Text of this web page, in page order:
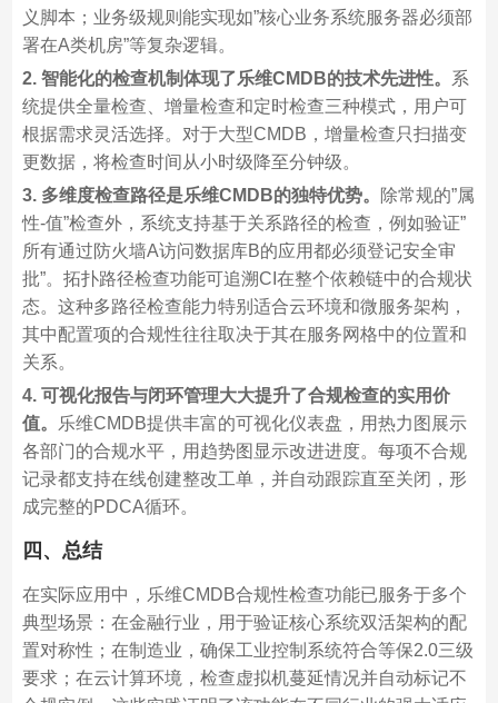
义脚本；业务级规则能实现如”核心业务系统服务器必须部
署在A类机房”等复杂逻辑。
2. 智能化的检查机制体现了乐维CMDB的技术先进性。 系
统提供全量检查、增量检查和定时检查三种模式，用户可
根据需求灵活选择。对于大型CMDB，增量检查只扫描变
更数据，将检查时间从小时级降至分钟级。
3. 多维度检查路径是乐维CMDB的独特优势。
除常规的”属
性-值”检查外，系统支持基于关系路径的检查，例如验证”
所有通过防火墙A访问数据库B的应用都必须登记安全审
批”。拓扑路径检查功能可追溯CI在整个依赖链中的合规状
态。这种多路径检查能力特别适合云环境和微服务架构，
其中配置项的合规性往往取决于其在服务网格中的位置和
关系。
4. 可视化报告与闭环管理大大提升了合规检查的实用价
值。
乐维CMDB提供丰富的可视化仪表盘，用热力图展示
各部门的合规水平，用趋势图显示改进进度。每项不合规
记录都支持在线创建整改工单，并自动跟踪直至关闭，形
成完整的PDCA循环。
四、总结
在实际应用中，乐维CMDB合规性检查功能已服务于多个
典型场景：在金融行业，用于验证核心系统双活架构的配
置对称性；在制造业，确保工业控制系统符合等保2.0三级
要求；在云计算环境，检查虚拟机蔓延情况并自动标记不